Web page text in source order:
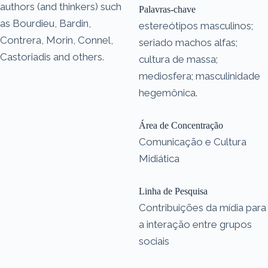
authors (and thinkers) such
as Bourdieu, Bardin,
Contrera, Morin, Connel,
Castoriadis and others.
Palavras-chave
estereótipos masculinos;
seriado machos alfas;
cultura de massa;
mediosfera; masculinidade
hegemônica.
Área de Concentração
Comunicação e Cultura
Midiática
Linha de Pesquisa
Contribuições da mídia para
a interação entre grupos
sociais